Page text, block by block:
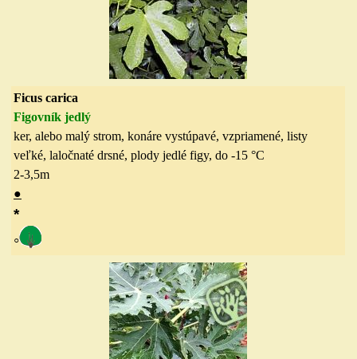
Ficus carica
Figovník jedlý
ker, alebo malý strom, konáre vystúpavé, vzpriamené, listy
veľké, laločnaté drsné, plody jedlé figy, do -15 °C
2-3,5m
●
*
◦